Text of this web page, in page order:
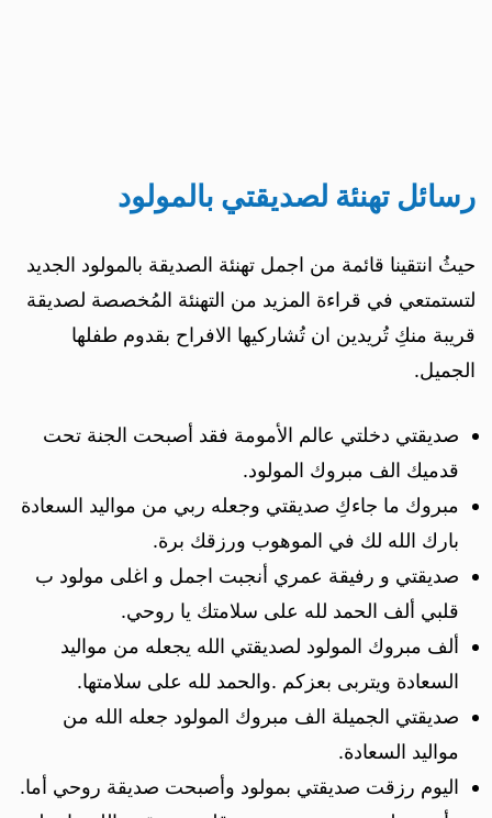
رسائل تهنئة لصديقتي بالمولود
حيثُ انتقينا قائمة من اجمل تهنئة الصديقة بالمولود الجديد
لتستمتعي في قراءة المزيد من التهنئة المُخصصة لصديقة
قريبة منكِ تُريدين ان تُشاركيها الافراح بقدوم طفلها
الجميل.
صديقتي دخلتي عالم الأمومة فقد أصبحت الجنة تحت
قدميك الف مبروك المولود.
مبروك ما جاءكِ صديقتي وجعله ربي من مواليد السعادة
بارك الله لك في الموهوب ورزقك برة.
صديقتي و رفيقة عمري أنجبت اجمل و اغلى مولود ب
قلبي ألف الحمد لله على سلامتك يا روحي.
ألف مبروك المولود لصديقتي الله يجعله من مواليد
السعادة ويتربى بعزكم .والحمد لله على سلامتها.
صديقتي الجميلة الف مبروك المولود جعله الله من
مواليد السعادة.
اليوم رزقت صديقتي بمولود وأصبحت صديقة روحي أما.